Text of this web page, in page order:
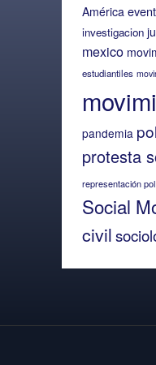
América
investigacion
mexico
estudiantiles
pandemia
protesta
representación
Social
civil